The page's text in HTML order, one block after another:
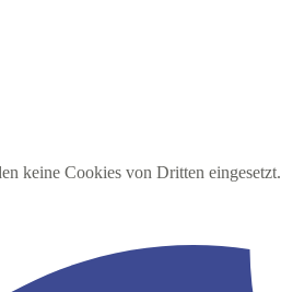
keine Cookies von Dritten eingesetzt.